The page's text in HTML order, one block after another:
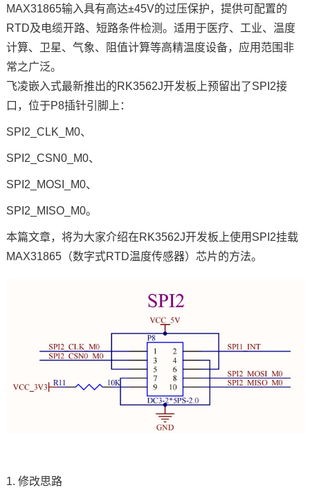
天猫商城
淘宝商城
新闻中心
技术论坛
MAX31865输入具有高达±45V的过压保护，提供可配置的
RTD及电缆开路、短路条件检测。适用于医疗、工业、温度
计算、卫星、气象、阻值计算等高精温度设备，应用范围非
常之广泛。
飞凌嵌入式最新推出的RK3562J开发板 上预留出了SPI 2接
口，位于P8插针引脚 上：
SPI2_CLK_M0、
SPI2_CSN0_M0、
SPI2_MOSI_M0、
SPI2_MISO_M0。
本篇文章，将为大家介绍在RK3562J开发板上使用SPI2挂载
MAX31865（数字式RTD温度传感器） 芯片的方法。
1. 修改思路